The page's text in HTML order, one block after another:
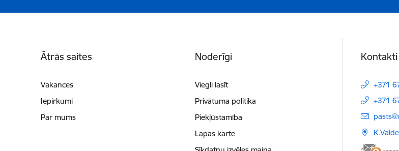
Ātrās saites
Vakances
Iepirkumi
Par mums
Noderīgi
Viegli lasīt
Privātuma politika
Piekļūstamība
Lapas karte
Kontakti
+371
+371
E-